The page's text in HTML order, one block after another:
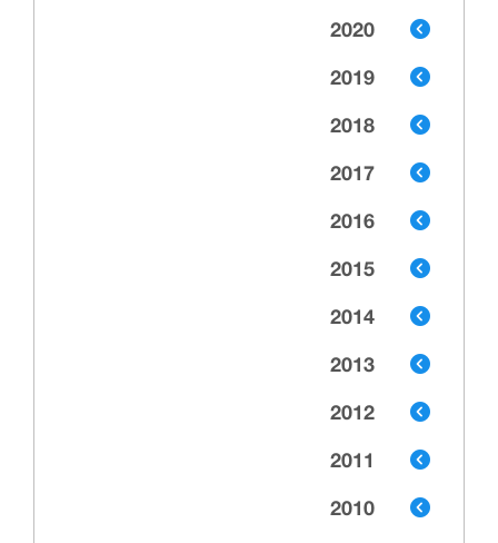
2020
2019
2018
2017
2016
2015
2014
2013
2012
2011
2010